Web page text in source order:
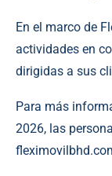
En el marco de
actividades en
dirigidas a sus
Para más
2026, las